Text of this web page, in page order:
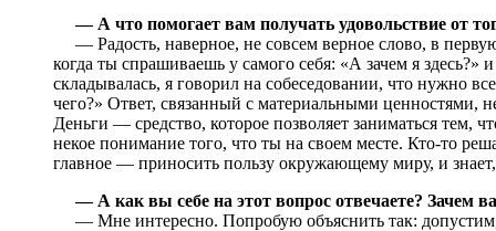
— А что помогает вам получать удовольствие от
— Радость, наверное, не совсем верное слово, в
когда ты спрашиваешь у самого себя: «А зачем я здесь?»
складывалась, я говорил на собеседовании, что нужно
чего?» Ответ, связанный с материальными ценностями,
Деньги — средство, которое позволяет заниматься тем,
некое понимание того, что ты на своем месте. Кто-то
главное — приносить пользу окружающему миру, и знает,
— А как вы себе на этот вопрос отвечаете? Зачем
— Мне интересно. Попробую объяснить так: